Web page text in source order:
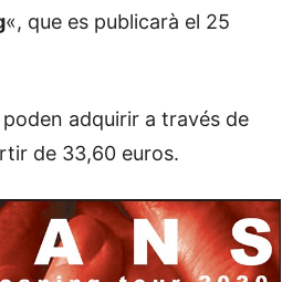
«, que es publicarà el 25
adquirir a través de
de 33,60 euros.